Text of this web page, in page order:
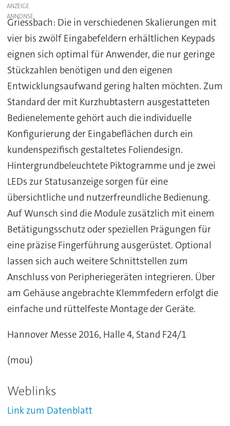
ANZEIGE
Griessbach: Die in verschiedenen Skalierungen mit
vier bis zwölf Eingabefeldern erhältlichen Keypads
eignen sich optimal für Anwender, die nur geringe
Stückzahlen benötigen und den eigenen
Entwicklungsaufwand gering halten möchten. Zum
Standard der mit Kurzhubtastern ausgestatteten
Bedienelemente gehört auch die individuelle
Konfigurierung der Eingabeflächen durch ein
kundenspezifisch gestaltetes Foliendesign.
Hintergrundbeleuchtete Piktogramme und je zwei
LEDs zur Statusanzeige sorgen für eine
übersichtliche und nutzerfreundliche Bedienung.
Auf Wunsch sind die Module zusätzlich mit einem
Betätigungsschutz oder speziellen Prägungen für
eine präzise Fingerführung ausgerüstet. Optional
lassen sich auch weitere Schnittstellen zum
Anschluss von Peripheriegeräten integrieren. Über
am Gehäuse angebrachte Klemmfedern erfolgt die
einfache und rüttelfeste Montage der Geräte.
Hannover Messe 2016, Halle 4, Stand F24/1
(mou)
Weblinks
Link zum Datenblatt